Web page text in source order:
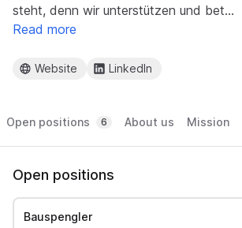
steht, denn wir unterstützen und bet…
Read more
Website LinkedIn
Open positions 6 About us Mission
Open positions
Bauspengler